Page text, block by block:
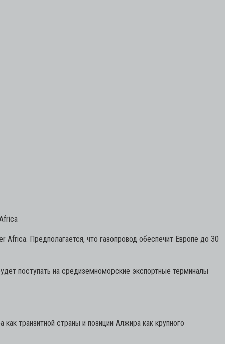
Africa. Предполагается, что газопровод обеспечит Европе до 30
поступать на средиземноморские экспортные терминалы
транзитной страны и позиции Алжира как крупного